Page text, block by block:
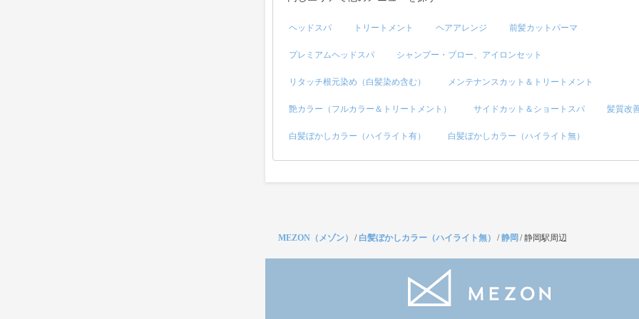
ヘッドスパ トリートメント ヘアアレンジ 前髪カットパーマ
プレミアムヘッドスパ シャンプー・ブロー、アイロンセット
リタッチ根元染め（白髪染め含む） メンテナンスカット＆トリートメント
艶カラー（フルカラー＆トリートメント） サイドカット＆ショートスパ 髪質改
白髪ぼかしカラー（ハイライト有） 白髪ぼかしカラー（ハイライト無）
MEZON（メゾン） / 白髪ぼかしカラー（ハイライト無） /静岡 /静岡駅周辺